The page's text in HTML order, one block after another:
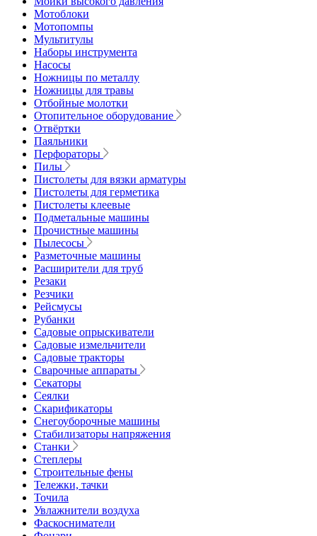
Мотоблоки
Мотопомпы
Мультитулы
Наборы инструмента
Насосы
Ножницы по металлу
Ножницы для травы
Отбойные молотки
Отопительное оборудование
Отвёртки
Паяльники
Перфораторы
Пилы
Пистолеты для вязки арматуры
Пистолеты для герметика
Пистолеты клеевые
Подметальные машины
Прочистные машины
Пылесосы
Разметочные машины
Расширители для труб
Резаки
Резчики
Рейсмусы
Рубанки
Садовые опрыскиватели
Садовые измельчители
Садовые тракторы
Сварочные аппараты
Секаторы
Сеялки
Скарификаторы
Снегоуборочные машины
Стабилизаторы напряжения
Станки
Степлеры
Строительные фены
Тележки, тачки
Точила
Увлажнители воздуха
Фаскосниматели